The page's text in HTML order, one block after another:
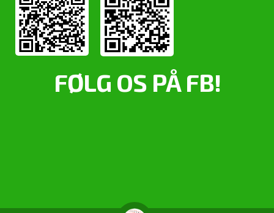
FØLG OS PÅ FB!